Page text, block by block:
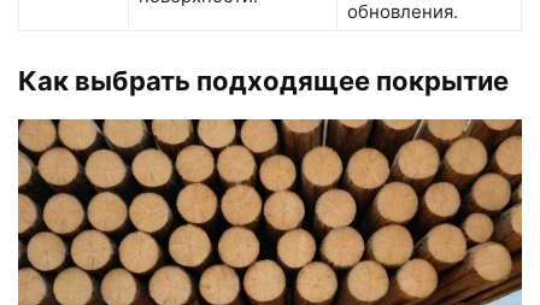
обновления.
Как выбрать подходящее покрытие